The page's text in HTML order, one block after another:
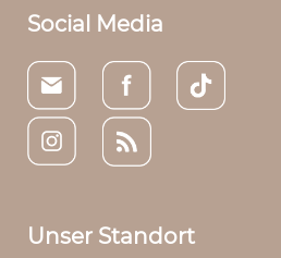
Social Media
Unser Standort